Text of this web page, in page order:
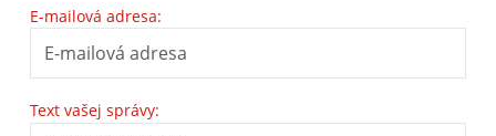
E-mailová adresa:
Text vašej správy: